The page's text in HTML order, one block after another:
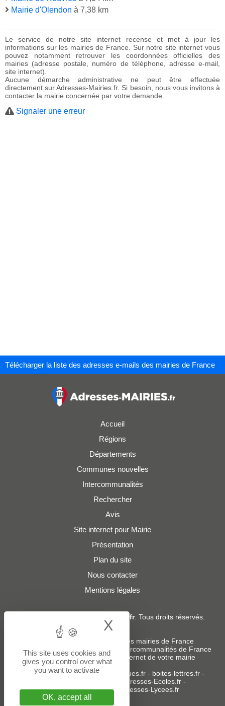
Mairie d'Olendon à 7,38 km
Le service de notre site internet recense et met à jour les
informations sur les mairies de France. Sur notre site internet vous
pouvez notamment retrouver les coordonnées officielles des
mairies (adresse postale, numéro de téléphone, adresse e-mail,
site internet).
Aucune démarche administrative ne peut être effectuée
directement sur Adresses-Mairies.fr. Si besoin, nous vous invitons à
contacter la mairie concernée par votre demande.
Signaler une erreur
Télécharger la liste des adresses e-mails des mairies de France
Accueil
Régions
Départements
Communes nouvelles
Intercommunalités
Rechercher
Avis
Site internet pour Mairie
Présentation
Plan du site
Nous contacter
Mentions légales
Adresses-Mairies.fr. Tous droits réservés.
Services :
Liste des adresses e-mails des mairies de France
Liste des adresses e-mails des intercommunalités de France
-Création ou refonte du site internet de votre mairie
Sites partenaires:donneespubliques.fr- boites-lettres.fr-
Adresses-Ecoles.fr -
Adresses-Colleges.fr- Adresses-Lycees.fr
This site uses cookies and
gives you control over what
you want to activate
OK, accept all
X